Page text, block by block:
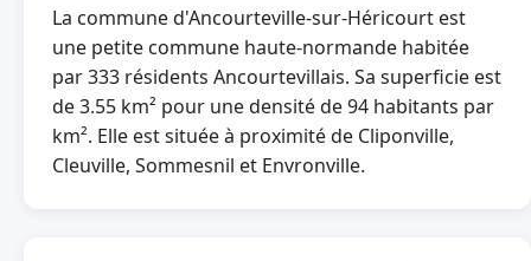
La commune d'Ancourteville-sur-Héricourt est
une petite commune haute-normande habitée
par 333 résidents Ancourtevillais. Sa superficie est
de 3.55 km² pour une densité de 94 habitants par
km². Elle est située à proximité de Cliponville,
Cleuville, Sommesnil et Envronville.